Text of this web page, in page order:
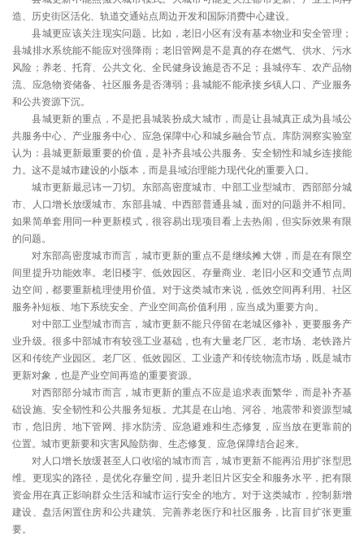
造、历史街区活化、轨道交通站点周边开发和国际消费中心建设。
县城更应该关注现实问题。比如，老旧小区有没有基本物业和安全管理；
县城排水系统能不能应对强降雨；老旧管网是不是真的存在燃气、供水、污水
风险；养老、托育、公共文化、全民健身设施是否不足；县城停车、农产品物
流、应急物资储备、社区服务是否薄弱；县城能不能承接乡镇人口、产业服务
和公共资源下沉。
县城更新的重点，不是把县城装扮成大城市，而是让县城真正成为县域公
共服务中心、产业服务中心、应急保障中心和城乡融合节点。库防洞察实验室
认为：县城更新最重要的价值，是补齐县域公共服务、安全韧性和城乡连接能
力。这不是城市建设的小版本，而是县域治理能力现代化的重要入口。
城市更新最忌讳一刀切。东部高密度城市、中部工业型城市、西部部分城
市、人口增长放缓城市、东部县城、中西部普通县城，面对的问题并不相同。
如果简单套用同一种更新模式，很容易出现项目看上去热闹，但实际效果有限
的问题。
对东部高密度城市而言，城市更新的重点不是继续摊大饼，而是在有限空
间里提升功能效率。老旧楼宇、低效园区、存量商业、老旧小区和交通节点周
边空间，都要重新梳理使用价值。对于这类城市来说，低效空间再利用、社区
服务补短板、地下系统安全、产业空间高价值利用，应当成为重要方向。
对中部工业型城市而言，城市更新不能只停留在老城区修补，更要服务产
业升级。很多中部城市有较强工业基础，也有大量老厂区、老市场、老铁路片
区和传统产业园区。老厂区、低效园区、工业遗产和传统物流市场，既是城市
更新对象，也是产业空间再造的重要资源。
对西部部分城市而言，城市更新的重点不应是追求表面繁华，而是补齐基
础设施、安全韧性和公共服务短板。尤其是在山地、河谷、地震带和资源型城
市，危旧房、地下管网、排水防涝、应急避难和生态修复，应当放在更靠前的
位置。城市更新要和灾害风险防御、生态修复、应急保障结合起来。
对人口增长放缓甚至人口收缩的城市而言，城市更新不能再沿用扩张型思
维。更现实的路径，是优化存量空间，提升老旧片区安全和服务水平，把有限
资金用在真正影响群众生活和城市运行安全的地方。对于这类城市，控制新增
建设、盘活闲置住房和公共建筑、完善养老医疗和社区服务，比盲目扩张更重
要。